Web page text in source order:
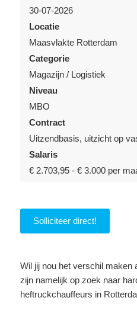
30-07-2026
Locatie
Maasvlakte Rotterdam
Categorie
Magazijn / Logistiek
Niveau
MBO
Contract
Uitzendbasis, uitzicht op
Salaris
€ 2.703,95 - € 3.000 per
Solliciteer direct!
Wil jij nou het verschil maken
zijn namelijk op zoek naar
heftruckchauffeurs in